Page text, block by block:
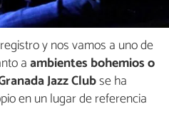
y nos vamos a uno de
aambientes bohemios o
Jazz Clubse ha
en un lugar de referencia